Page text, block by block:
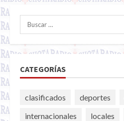
Buscar:
CATEGORÍAS
clasificados deportes
internacionales
locales